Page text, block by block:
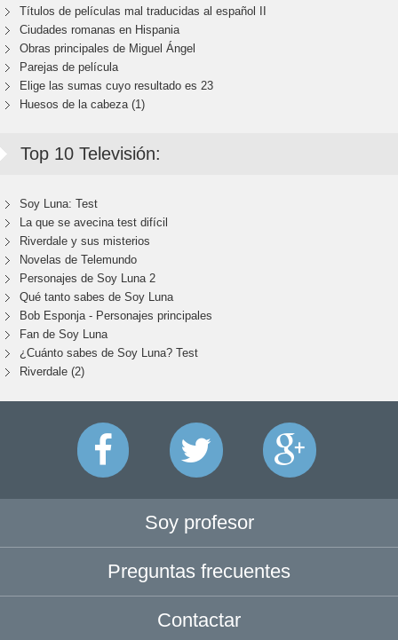
Títulos de películas mal traducidas al español II
Ciudades romanas en Hispania
Obras principales de Miguel Ángel
Parejas de película
Elige las sumas cuyo resultado es 23
Huesos de la cabeza (1)
Top 10 Televisión:
Soy Luna: Test
La que se avecina test difícil
Riverdale y sus misterios
Novelas de Telemundo
Personajes de Soy Luna 2
Qué tanto sabes de Soy Luna
Bob Esponja - Personajes principales
Fan de Soy Luna
¿Cuánto sabes de Soy Luna? Test
Riverdale (2)
Soy profesor
Preguntas frecuentes
Contactar